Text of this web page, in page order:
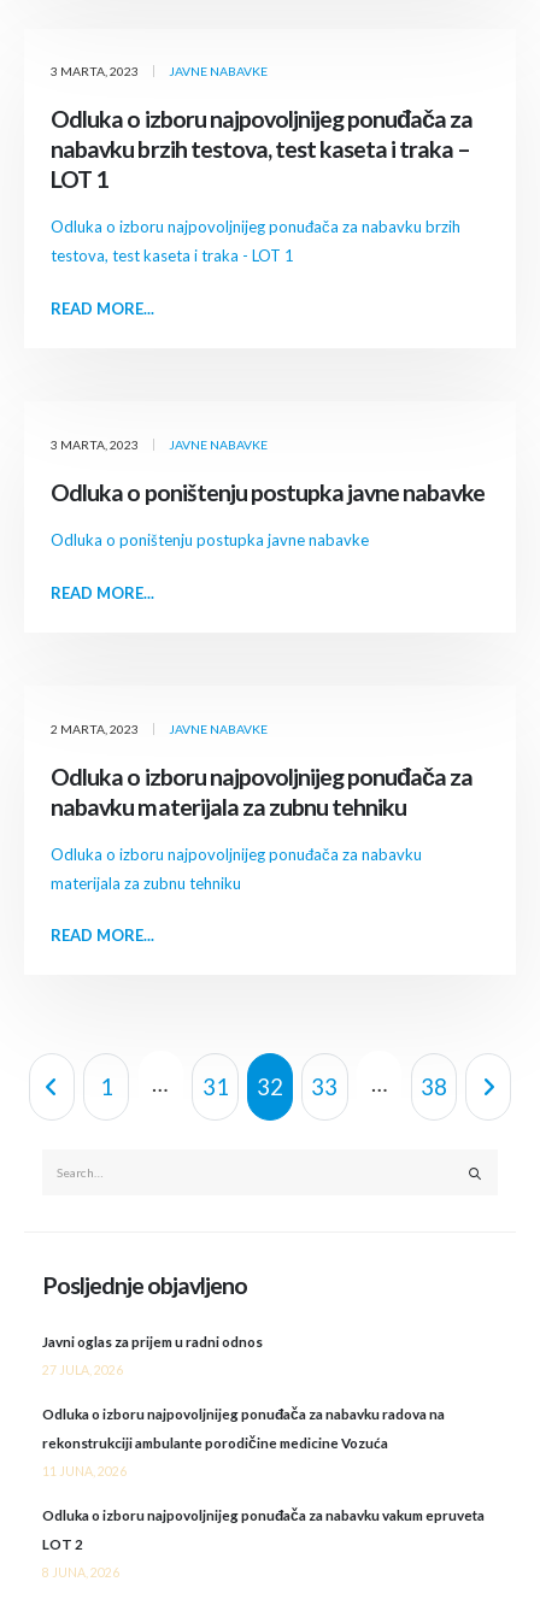
3 MARTA, 2023 JAVNE NABAVKE
Odluka o izboru najpovoljnijeg ponuđača za
nabavku brzih testova, test kaseta i traka –
LOT 1
Odluka o izboru najpovoljnijeg ponuđača za nabavku brzih
testova, test kaseta i traka - LOT 1
READ MORE...
3 MARTA, 2023 JAVNE NABAVKE
Odluka o poništenju postupka javne nabavke
Odluka o poništenju postupka javne nabavke
READ MORE...
2 MARTA, 2023 JAVNE NABAVKE
Odluka o izboru najpovoljnijeg ponuđača za
nabavku materijala za zubnu tehniku
Odluka o izboru najpovoljnijeg ponuđača za nabavku
materijala za zubnu tehniku
READ MORE...
1 … 31 32 33 … 38
Posljednje objavljeno
Javni oglas za prijem u radni odnos
27 JULA, 2026
Odluka o izboru najpovoljnijeg ponuđača za nabavku radova na
rekonstrukciji ambulante porodičine medicine Vozuća
11 JUNA, 2026
Odluka o izboru najpovoljnijeg ponuđača za nabavku vakum epruveta
LOT 2
8 JUNA, 2026